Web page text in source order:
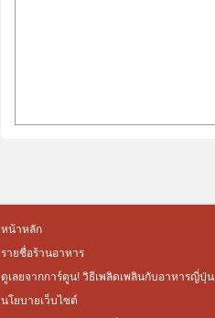
หน้าหลัก
รายชื่อร้านอาหาร
ดูเลยจากการ์ตูน! วิธีเพลิดเพลินกับอาหารญี่ปุ่น
นโยบายเว็บไซต์